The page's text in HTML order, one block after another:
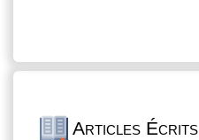
Articles Écrits